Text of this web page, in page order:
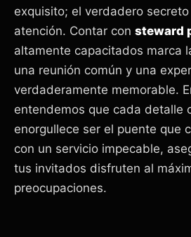
exquisito; el verdadero
atención. Contar con steward
altamente capacitados marca
una reunión común y una
verdaderamente memorable.
entendemos que cada detalle
enorgullece ser el puente que
con un servicio impecable,
tus invitados disfruten al
preocupaciones.